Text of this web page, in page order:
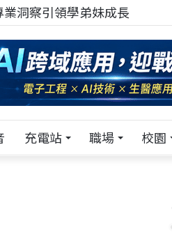
洞察引領學弟妹成長
充電站 職場 校園